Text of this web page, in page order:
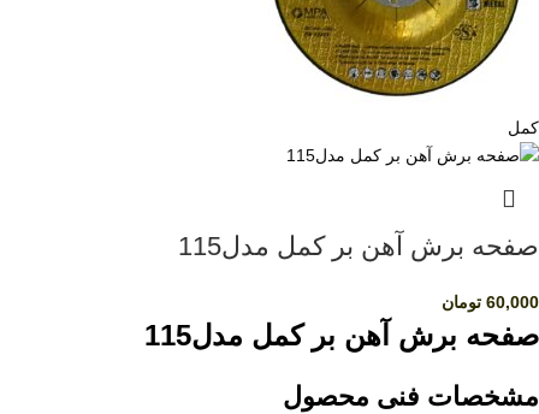
کمل
صفحه برش آهن بر کمل مدل115
60,000 تومان
صفحه برش آهن بر کمل مدل115
مشخصات فنی محصول